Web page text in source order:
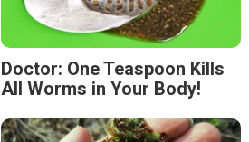
Doctor: One Teaspoon Kills
All Worms in Your Body!